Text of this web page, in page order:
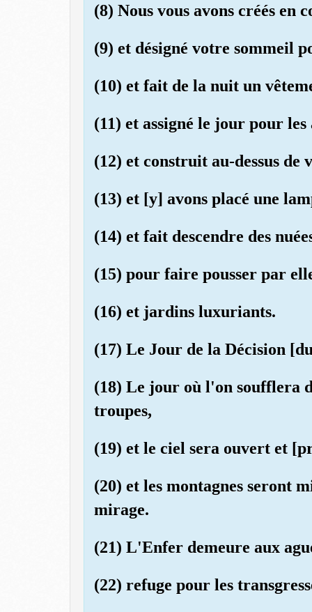
(8) Nous vous avons créés en
(9) et désigné votre sommeil
(10) et fait de la nuit un
(11) et assigné le jour pour
(12) et construit au-dessus de
(13) et [y] avons placé une
(14) et fait descendre des
(15) pour faire pousser par
(16) et jardins luxuriants.
(17) Le Jour de la Décision
(18) Le jour où l'on soufflera
troupes,
(19) et le ciel sera ouvert et
(20) et les montagnes seront
mirage.
(21) L'Enfer demeure aux
(22) refuge pour les